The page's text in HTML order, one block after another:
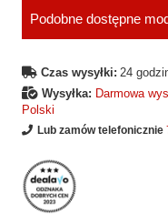
Podobne dostępne
Czas wysyłki: 24
Wysyłka: Darmowa
Polski
Lub zamów telefonicznie